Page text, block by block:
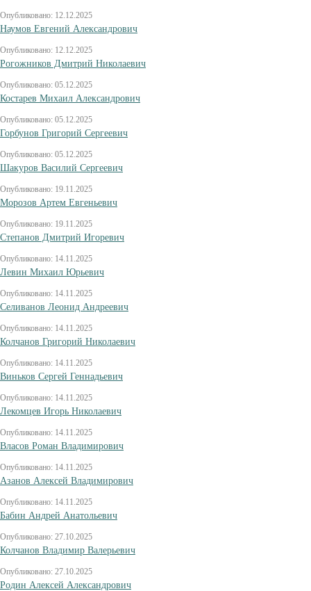
Опубликовано: 12.12.2025
Наумов Евгений Александрович
Опубликовано: 12.12.2025
Рогожников Дмитрий Николаевич
Опубликовано: 05.12.2025
Костарев Михаил Александрович
Опубликовано: 05.12.2025
Горбунов Григорий Сергеевич
Опубликовано: 05.12.2025
Шакуров Василий Сергеевич
Опубликовано: 19.11.2025
Морозов Артем Евгеньевич
Опубликовано: 19.11.2025
Степанов Дмитрий Игоревич
Опубликовано: 14.11.2025
Левин Михаил Юрьевич
Опубликовано: 14.11.2025
Селиванов Леонид Андреевич
Опубликовано: 14.11.2025
Колчанов Григорий Николаевич
Опубликовано: 14.11.2025
Виньков Сергей Геннадьевич
Опубликовано: 14.11.2025
Лекомцев Игорь Николаевич
Опубликовано: 14.11.2025
Власов Роман Владимирович
Опубликовано: 14.11.2025
Азанов Алексей Владимирович
Опубликовано: 14.11.2025
Бабин Андрей Анатольевич
Опубликовано: 27.10.2025
Колчанов Владимир Валерьевич
Опубликовано: 27.10.2025
Родин Алексей Александрович